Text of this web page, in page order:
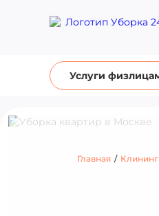
Услуги
Главная /